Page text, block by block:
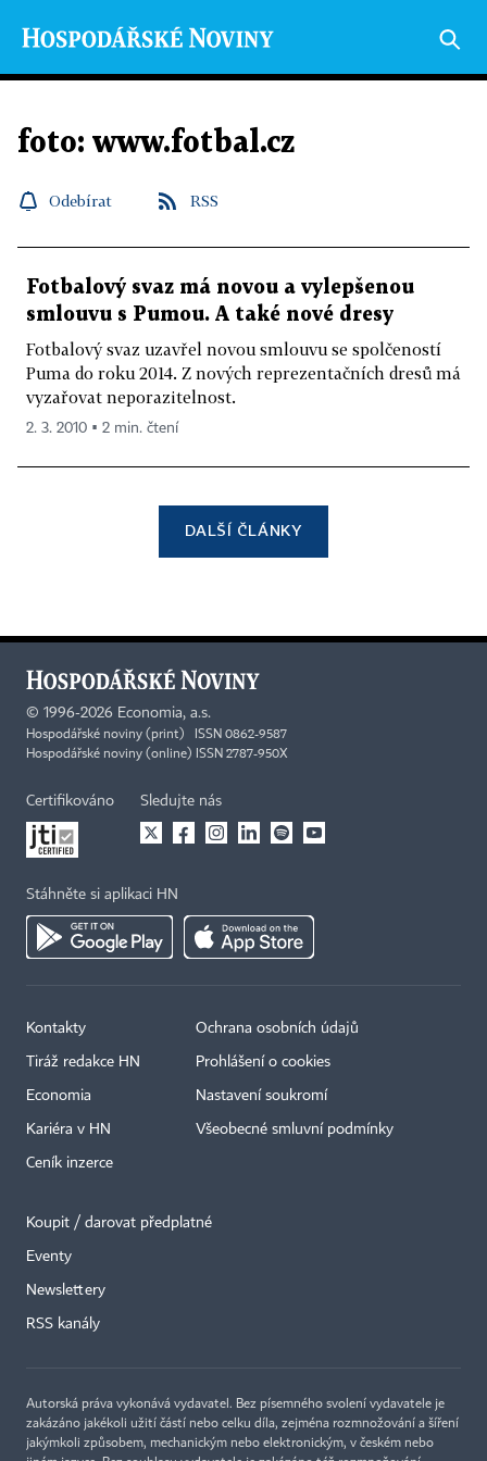
foto: www.fotbal.cz
Odebírat RSS
Fotbalový svaz má novou a vylepšenou
smlouvu s Pumou. A také nové dresy
Fotbalový svaz uzavřel novou smlouvu se spolčeností
Puma do roku 2014. Z nových reprezentačních dresů má
vyzařovat neporazitelnost.
2. 3. 2010 ▪ 2 min. čtení
DALŠÍ ČLÁNKY
© 1996-2026 Economia, a.s.
Hospodářské noviny (print) ISSN 0862-9587
Hospodářské noviny (online) ISSN 2787-950X
Certifikováno Sledujte nás
Stáhněte si aplikaci HN
Kontakty
Tiráž redakce HN
Economia
Kariéra v HN
Ceník inzerce
Ochrana osobních údajů
Prohlášení o cookies
Nastavení soukromí
Všeobecné smluvní podmínky
Koupit / darovat předplatné
Eventy
Newslettery
RSS kanály
Autorská práva vykonává vydavatel. Bez písemného svolení vydavatele je
zakázáno jakékoli užití částí nebo celku díla, zejména rozmnožování a šíření
jakýmkoli způsobem, mechanickým nebo elektronickým, v českém nebo